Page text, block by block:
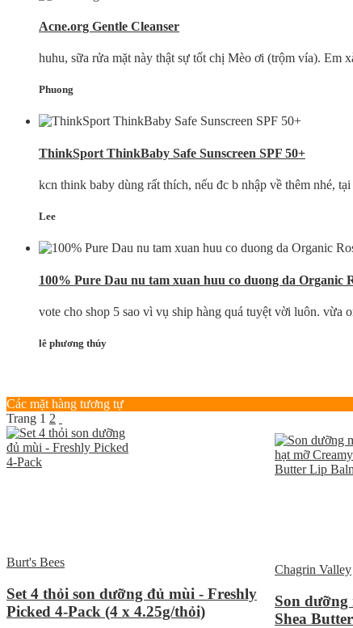
Acne.org Gentle Cleanser
huhu, sữa rửa mặt này thật sự tốt chị Mèo ơi (trộm vía). Em
Phuong
ThinkSport ThinkBaby Safe Sunscreen SPF 50+
kcn think baby dùng rất thích, nếu đc b nhập về thêm nhé,
Lee
100% Pure Dau nu tam xuan huu co duong da Organic
vote cho shop 5 sao vì vụ ship hàng quá tuyệt vời luôn. vừa
lê phương thúy
Các mặt hàng tương tự
Trang 1 2
Burt's Bees
Set 4 thỏi son dưỡng đủ mùi - Freshly
Picked 4-Pack (4 x 4.25g/thỏi)
Chagrin Valley
Son
Shea